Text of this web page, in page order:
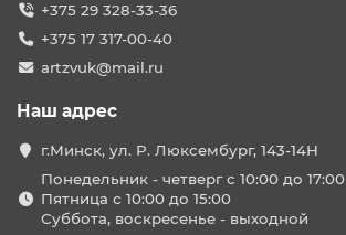
+375 29 328-33-36
+375 17 317-00-40
artzvuk@mail.ru
Наш адрес
г.Минск, ул. Р. Люксембург, 143-14Н
Понедельник - четверг с 10:00 до 17:00
Пятница с 10:00 до 15:00
Суббота, воскресенье - выходной